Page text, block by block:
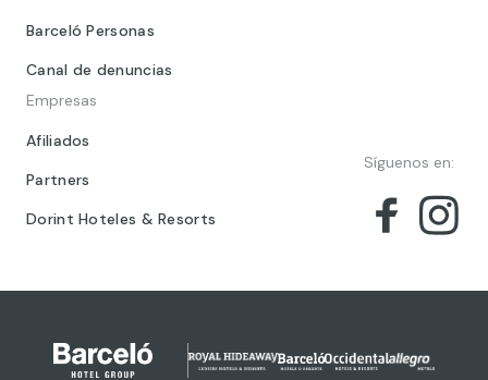
Barceló Personas
Canal de denuncias
Empresas
Afiliados
Partners
Dorint Hoteles & Resorts
Síguenos en: